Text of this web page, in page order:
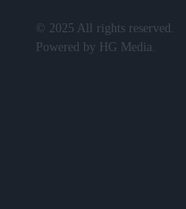
© 2025 All rights reserved.
Powered by
HG Media.